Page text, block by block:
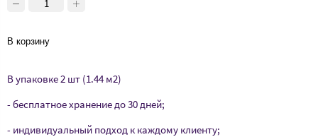
В корзину
В упаковке 2 шт (1.44 м2)
- бесплатное хранение до 30 дней;
- индивидуальный подход к каждому клиенту;